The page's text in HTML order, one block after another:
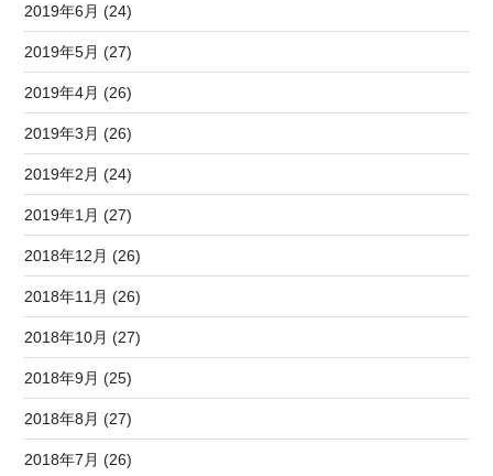
2019年6月 (24)
2019年5月 (27)
2019年4月 (26)
2019年3月 (26)
2019年2月 (24)
2019年1月 (27)
2018年12月 (26)
2018年11月 (26)
2018年10月 (27)
2018年9月 (25)
2018年8月 (27)
2018年7月 (26)